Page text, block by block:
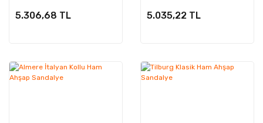
5.306,68 TL 5.035,22 TL